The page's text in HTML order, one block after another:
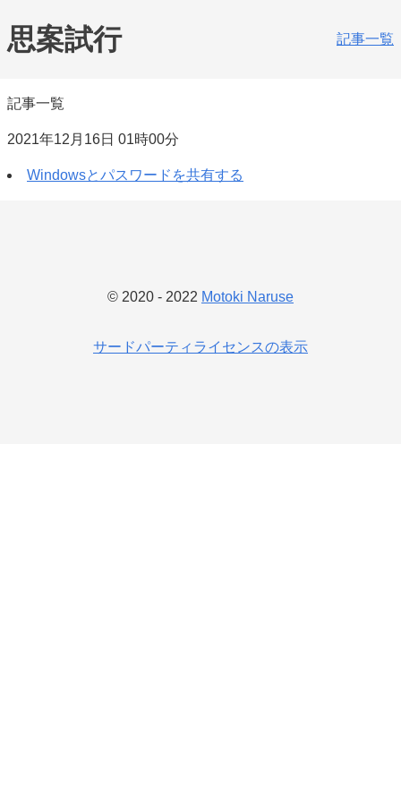
思案試行 記事一覧
記事一覧
2021年12月16日 01時00分
Windowsとパスワードを共有する
© 2020 - 2022 Motoki Naruse
サードパーティライセンスの表示